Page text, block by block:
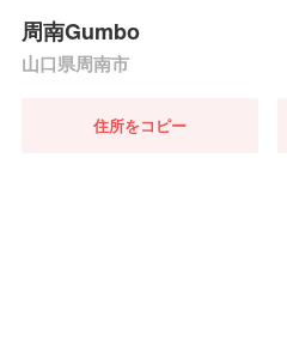
周南Gumbo
山口県周南市
住所をコピー